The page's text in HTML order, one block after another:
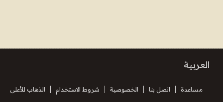
العربية
مساعدة اتصل بنا الخصوصية شروط الاستخدام الذهاب للأعلى